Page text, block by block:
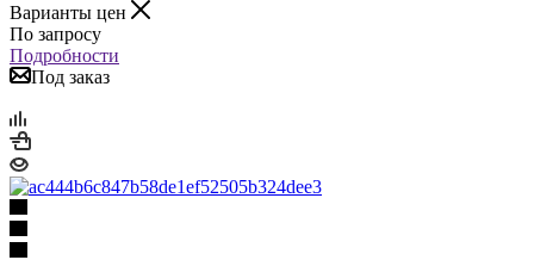
Варианты цен
По запросу
Подробности
Под заказ